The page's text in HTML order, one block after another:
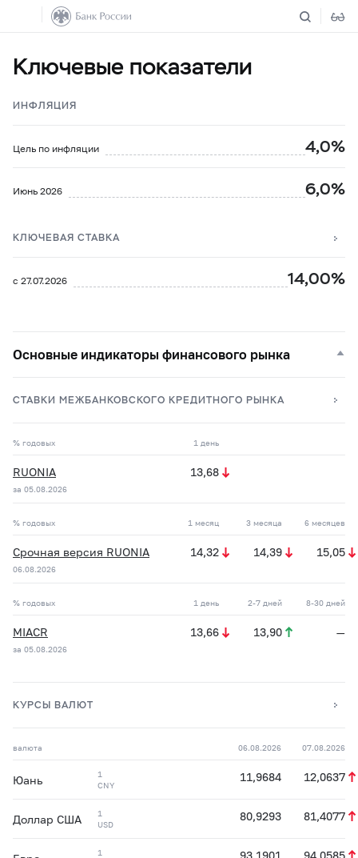
Ключевые показатели
ИНФЛЯЦИЯ
Цель по инфляции 4,0%
Июнь 2026 6,0%
КЛЮЧЕВАЯ СТАВКА
с 27.07.2026 14,00%
Основные индикаторы финансового рынка
СТАВКИ МЕЖБАНКОВСКОГО КРЕДИТНОГО РЫНКА
% годовых 1 день
RUONIA
за 05.08.2026
13,68
% годовых 1 месяц 3 месяца 6 месяцев
Срочная версия RUONIA
06.08.2026
14,32 14,39 15,05
% годовых 1 день 2-7 дней 8-30 дней
MIACR
за 05.08.2026
13,66 13,90 —
КУРСЫ ВАЛЮТ
валюта 06.08.2026 07.08.2026
Юань
1
CNY
11,9684 12,0637
Доллар США
1
USD
80,9293 81,4077
1
93,1901 94,0585